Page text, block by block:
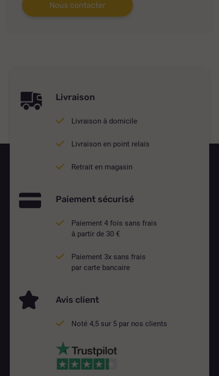
Nous contacter
Livraison
Livraison à domicile
Livraison en point relais
Retrait en magasin
Paiement sécurisé
Paiement 4 fois sans frais
à partir de 30 €
Paiement 3x sans frais
par carte bancaire
Avis client
Noté 4,5 sur 5 par nos clients